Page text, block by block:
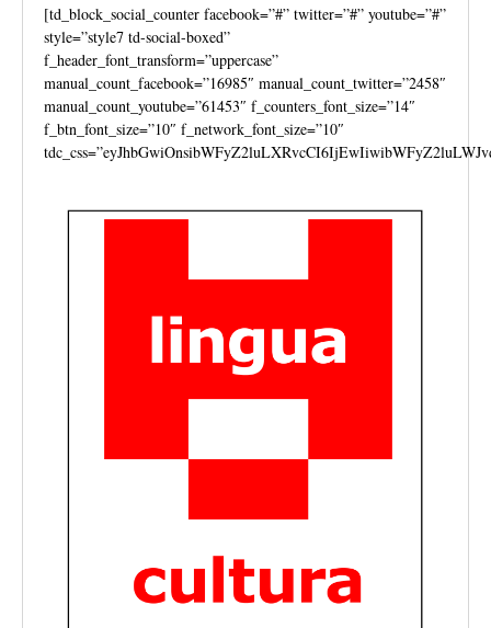
[td_block_social_counter facebook=”#” twitter=”#” youtube=”#”
style=”style7 td-social-boxed”
f_header_font_transform=”uppercase”
manual_count_facebook=”16985″ manual_count_twitter=”2458″
manual_count_youtube=”61453″ f_counters_font_size=”14″
f_btn_font_size=”10″ f_network_font_size=”10″